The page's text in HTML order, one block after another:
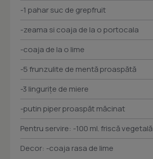
-1 pahar suc de grepfruit
-zeama si coaja de la o portocala
-coaja de la o lime
-5 frunzulite de mentă proaspătă
-3 lingurițe de miere
-putin piper proaspăt măcinat
Pentru servire: -100 ml. friscă vegetală
Decor: -coaja rasa de lime